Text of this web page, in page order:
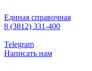
Единая справочная
8 (3812) 331-400
Telegram
Написать нам